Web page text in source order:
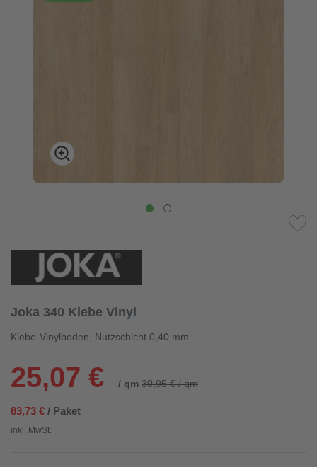
Joka 340 Klebe Vinyl
Klebe-Vinylboden, Nutzschicht 0,40 mm
25,07 € / qm 30,95 € / qm
83,73 € / Paket
inkl. MwSt.